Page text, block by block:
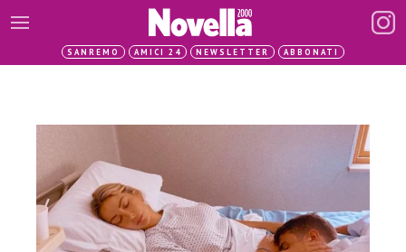
SANREMO AMICI 24 NEWSLETTER ABBONATI